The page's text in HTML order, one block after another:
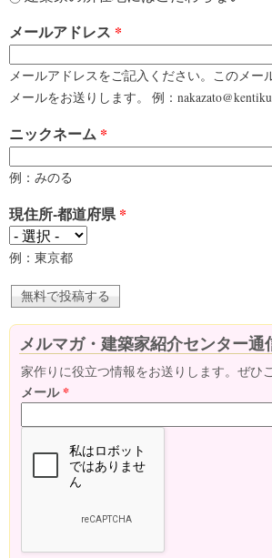
メールアドレス *
メールアドレスをご記入ください。このメー
メールをお送りします。 例：
ニックネーム *
例：みのる
現住所-都道府県*
例：東京都
メルマガ・建築家紹介センター通
家作りに役立つ情報をお送りします。ぜひ
メール*